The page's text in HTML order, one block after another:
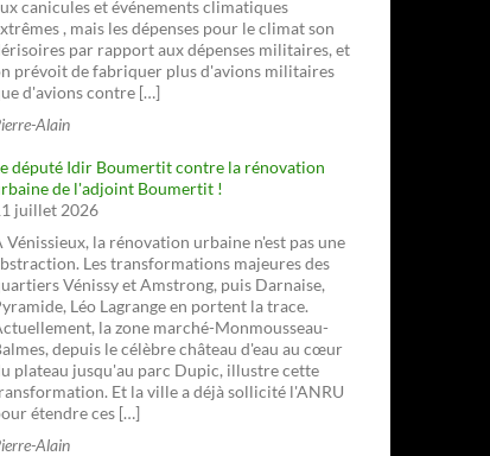
canicules et événements climatiques
, mais les dépenses pour le climat son
par rapport aux dépenses militaires, et
prévoit de fabriquer plus d'avions militaires
d'avions contre […]
Alain
député Idir Boumertit contre la rénovation
de l'adjoint Boumertit !
juillet 2026
Vénissieux, la rénovation urbaine n'est pas une
Les transformations majeures des
Vénissy et Amstrong, puis Darnaise,
Léo Lagrange en portent la trace.
la zone marché-Monmousseau-
depuis le célèbre château d'eau au cœur
plateau jusqu'au parc Dupic, illustre cette
Et la ville a déjà sollicité l'ANRU
étendre ces […]
Alain